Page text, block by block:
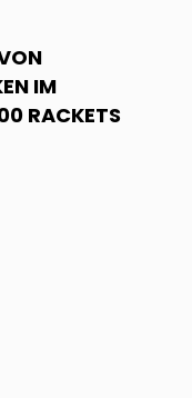
IM
RACKETS